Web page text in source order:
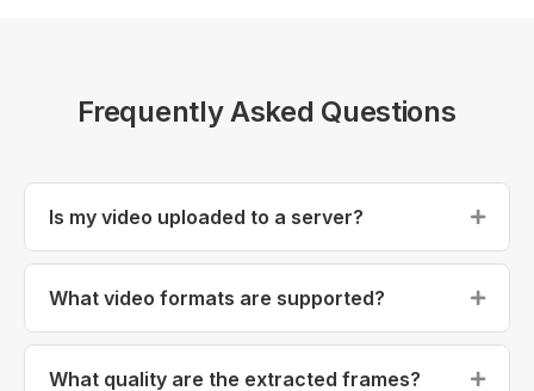
Frequently Asked Questions
Is my video uploaded to a server?
No, your video is never uploaded to any server. All
processing happens locally in your browser. Your
What video formats are supported?
We support all common video formats including
MP4, AVI, MOV, WMV, FLV, and MKV. The tool uses
What quality are the extracted frames?